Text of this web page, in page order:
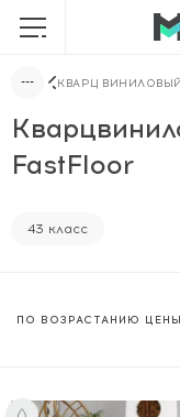
КВАРЦ
FastFloor
43 класс